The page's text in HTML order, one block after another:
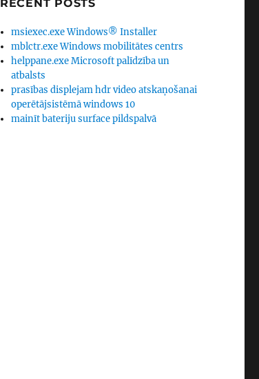
RECENT POSTS
msiexec.exe Windows® Installer
mblctr.exe Windows mobilitātes centrs
helppane.exe Microsoft palīdzība un
atbalsts
prasības displejam hdr video atskaņošanai
operētājsistēmā windows 10
mainīt bateriju surface pildspalvā